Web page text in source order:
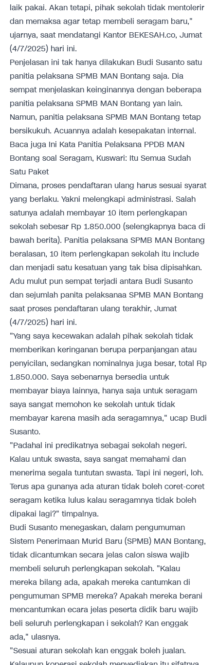
laik pakai. Akan tetapi, pihak sekolah tidak mentolerir
dan memaksa agar tetap membeli seragam baru,"
ujarnya, saat mendatangi Kantor BEKESAH.co, Jumat
(4/7/2025) hari ini.
Penjelasan ini tak hanya dilakukan Budi Susanto satu
panitia pelaksana SPMB MAN Bontang saja. Dia
sempat menjelaskan keinginannya dengan beberapa
panitia pelaksana SPMB MAN Bontang yan lain.
Namun, panitia pelaksana SPMB MAN Bontang tetap
bersikukuh. Acuannya adalah kesepakatan internal.
Baca juga Ini Kata Panitia Pelaksana PPDB MAN
Bontang soal Seragam, Kuswari: Itu Semua Sudah
Satu Paket
Dimana, proses pendaftaran ulang harus sesuai syarat
yang berlaku. Yakni melengkapi administrasi. Salah
satunya adalah membayar 10 item perlengkapan
sekolah sebesar Rp 1.850.000 (selengkapnya baca di
bawah berita). Panitia pelaksana SPMB MAN Bontang
beralasan, 10 item perlengkapan sekolah itu include
dan menjadi satu kesatuan yang tak bisa dipisahkan.
Adu mulut pun sempat terjadi antara Budi Susanto
dan sejumlah panita pelaksanaa SPMB MAN Bontang
saat proses pendaftaran ulang terakhir, Jumat
(4/7/2025) hari ini.
"Yang saya kecewakan adalah pihak sekolah tidak
memberikan keringanan berupa perpanjangan atau
penyicilan, sedangkan nominalnya juga besar, total Rp
1.850.000. Saya sebenarnya bersedia untuk
membayar biaya lainnya, hanya saja untuk seragam
saya sangat memohon ke sekolah untuk tidak
membayar karena masih ada seragamnya," ucap Budi
Susanto.
"Padahal ini predikatnya sebagai sekolah negeri.
Kalau untuk swasta, saya sangat memahami dan
menerima segala tuntutan swasta. Tapi ini negeri, loh.
Terus apa gunanya ada aturan tidak boleh coret-coret
seragam ketika lulus kalau seragamnya tidak boleh
dipakai lagi?" timpalnya.
Budi Susanto menegaskan, dalam pengumuman
Sistem Penerimaan Murid Baru (SPMB) MAN Bontang,
tidak dicantumkan secara jelas calon siswa wajib
membeli seluruh perlengkapan sekolah. "Kalau
mereka bilang ada, apakah mereka cantumkan di
pengumuman SPMB mereka? Apakah mereka berani
mencantumkan ecara jelas peserta didik baru wajib
beli seluruh perlengkapan i sekolah? Kan enggak
ada," ulasnya.
"Sesuai aturan sekolah kan enggak boleh jualan.